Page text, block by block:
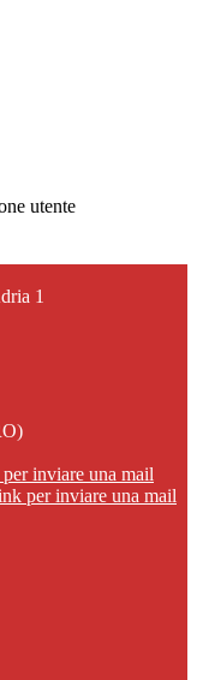
utente
1
inviare una mail
per inviare una mail